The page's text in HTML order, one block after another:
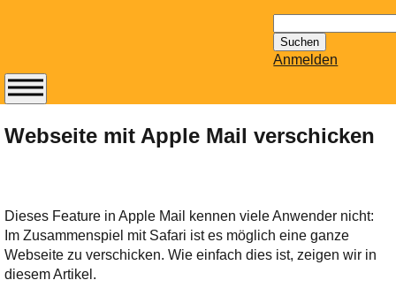
nach:
Anmelden
Webseite mit Apple Mail verschicken
Dieses Feature in Apple Mail kennen viele Anwender nicht:
Im Zusammenspiel mit Safari ist es möglich eine ganze
Webseite zu verschicken. Wie einfach dies ist, zeigen wir in
diesem Artikel.
Abonnieren Sie den
14-tägig
kostenlos.
Der ständig aktuelle
Tipps zu Thema
Email für Sie